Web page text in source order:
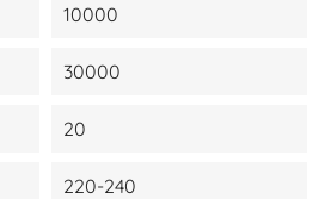
10000
30000
20
220-240